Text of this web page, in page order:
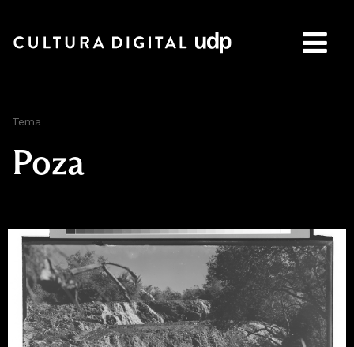
Tema
Poza